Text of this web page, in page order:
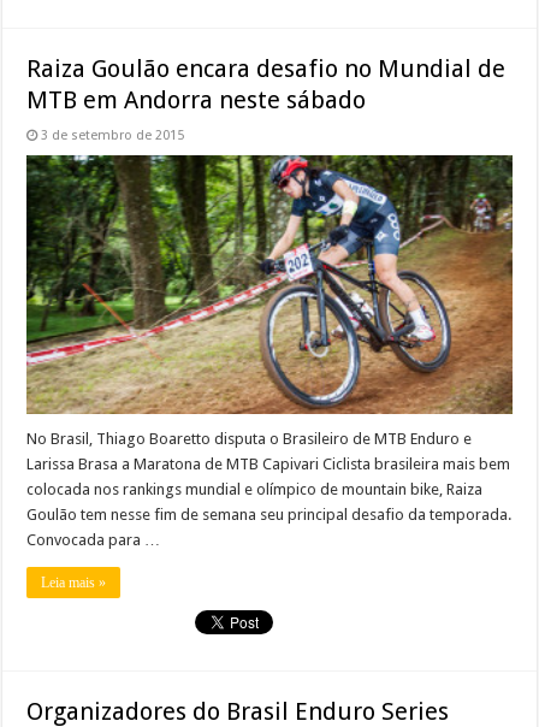
Raiza Goulão encara desafio no Mundial de
MTB em Andorra neste sábado
3 de setembro de 2015
No Brasil, Thiago Boaretto disputa o Brasileiro de MTB Enduro e
Larissa Brasa a Maratona de MTB Capivari Ciclista brasileira mais bem
colocada nos rankings mundial e olímpico de mountain bike, Raiza
Goulão tem nesse fim de semana seu principal desafio da temporada.
Convocada para …
Leia mais »
Organizadores do Brasil Enduro Series